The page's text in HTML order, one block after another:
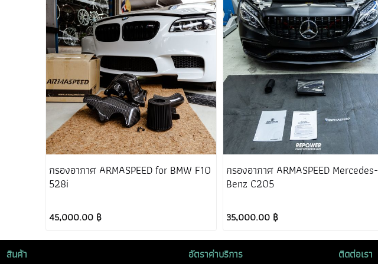
กรองอากาศ ARMASPEED for BMW F10
528i
45,000.00 ฿
กรองอากาศ ARMASPEED Mercedes-
Benz C205
35,000.00 ฿
สินค้า อัตราค่าบริการ ติดต่อเรา